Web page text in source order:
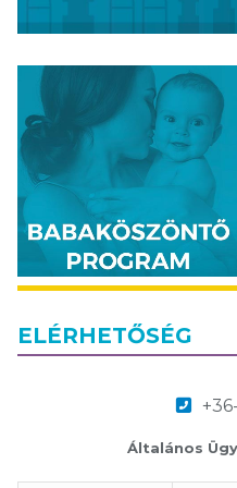
ELÉRHETŐSÉG
Általános